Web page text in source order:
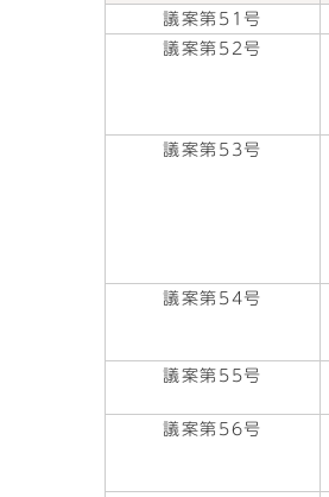
議案第51号
議案第52号
議案第53号
議案第54号
議案第55号
議案第56号